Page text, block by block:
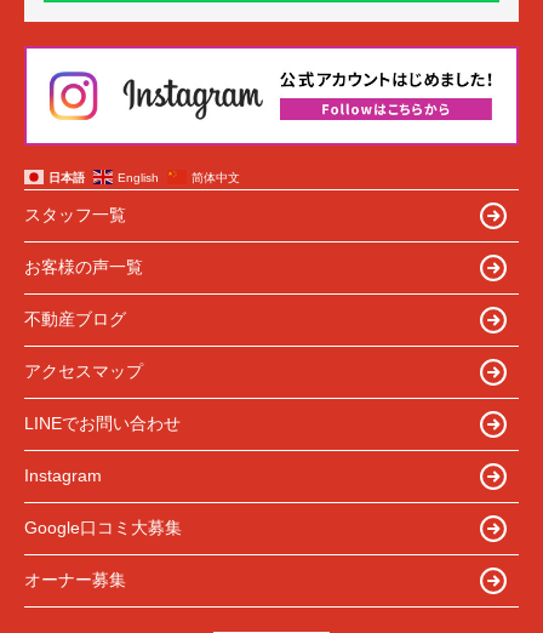
日本語 English 简体中文
スタッフ一覧
お客様の声一覧
不動産ブログ
アクセスマップ
LINEでお問い合わせ
Instagram
Google口コミ大募集
オーナー募集